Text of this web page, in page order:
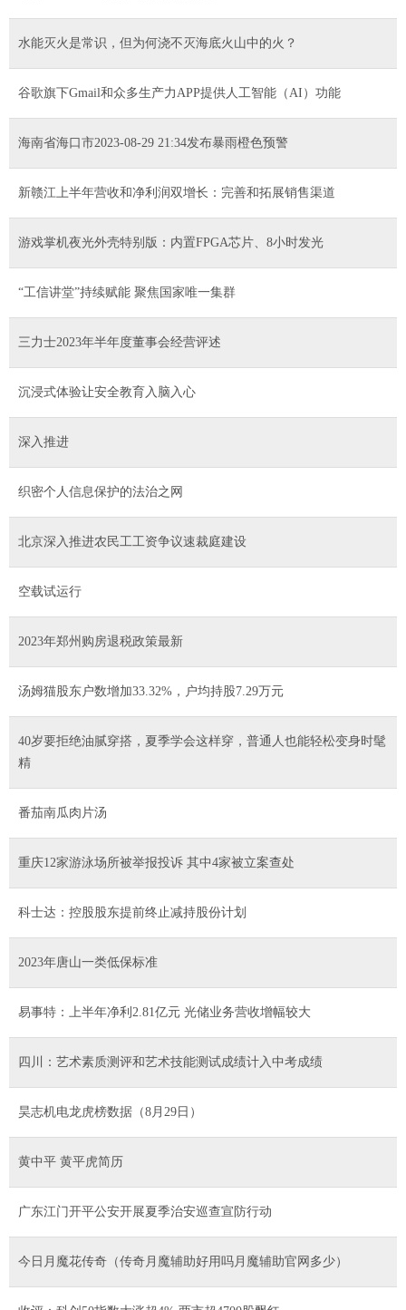
水能灭火是常识，但为何浇不灭海底火山中的火？
谷歌旗下Gmail和众多生产力APP提供人工智能（AI）功能
海南省海口市2023-08-29 21:34发布暴雨橙色预警
新赣江上半年营收和净利润双增长：完善和拓展销售渠道
游戏掌机夜光外壳特别版：内置FPGA芯片、8小时发光
“工信讲堂”持续赋能 聚焦国家唯一集群
三力士2023年半年度董事会经营评述
沉浸式体验让安全教育入脑入心
深入推进
织密个人信息保护的法治之网
北京深入推进农民工工资争议速裁庭建设
空载试运行
2023年郑州购房退税政策最新
汤姆猫股东户数增加33.32%，户均持股7.29万元
40岁要拒绝油腻穿搭，夏季学会这样穿，普通人也能轻松变身时髦
精
番茄南瓜肉片汤
重庆12家游泳场所被举报投诉 其中4家被立案查处
科士达：控股股东提前终止减持股份计划
2023年唐山一类低保标准
易事特：上半年净利2.81亿元 光储业务营收增幅较大
四川：艺术素质测评和艺术技能测试成绩计入中考成绩
昊志机电龙虎榜数据（8月29日）
黄中平 黄平虎简历
广东江门开平公安开展夏季治安巡查宣防行动
今日月魔花传奇（传奇月魔辅助好用吗月魔辅助官网多少）